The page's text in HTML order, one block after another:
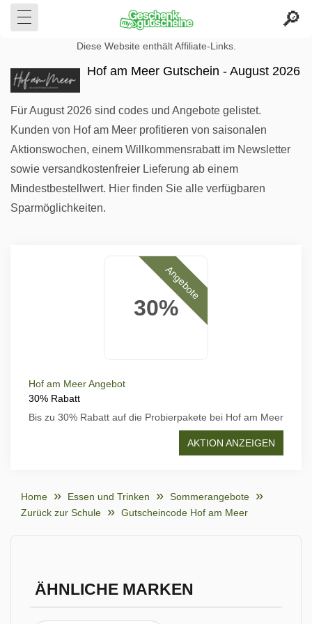
Diese Website enthält Affiliate-Links.
Hof am Meer Gutschein - August 2026
Für August 2026 sind codes und Angebote gelistet.
Kunden von Hof am Meer profitieren von saisonalen
Aktionswochen, einem Willkommensrabatt im Newsletter
sowie versandkostenfreier Lieferung ab einem
Mindestbestellwert. Hier finden Sie alle verfügbaren
Sparmöglichkeiten.
30%
Angebote
Hof am Meer Angebot
30% Rabatt
Bis zu 30% Rabatt auf die Probierpakete bei Hof am Meer
AKTION ANZEIGEN
Home Essen und Trinken
Sommerangebote
Zurück zur Schule
Gutscheincode Hof am Meer
ÄHNLICHE MARKEN